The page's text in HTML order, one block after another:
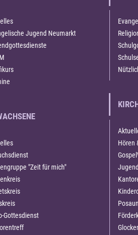
Jugend Neumarkt
"Zeit für mich"
Gottesdienst
Hören